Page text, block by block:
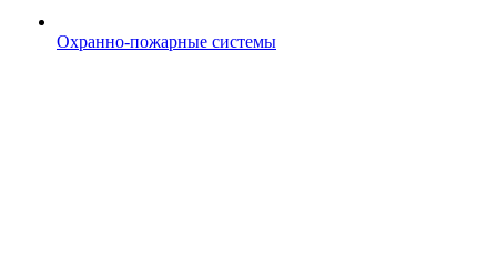
Охранно-пожарные системы